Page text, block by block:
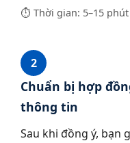
⏱ Thời gian: 5–15 phút
2
Chuẩn bị hợp
thông tin
Sau khi đồng ý, bạn